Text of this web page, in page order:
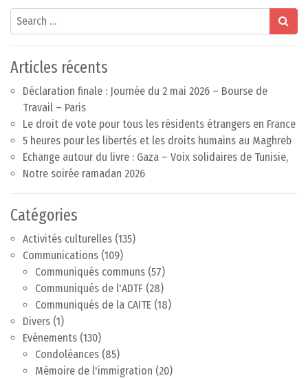
Search
Articles récents
Déclaration finale : Journée du 2 mai 2026 – Bourse de
Travail – Paris
Le droit de vote pour tous les résidents étrangers en France
5 heures pour les libertés et les droits humains au Maghreb
Echange autour du livre : Gaza – Voix solidaires de Tunisie,
Notre soirée ramadan 2026
Catégories
Activités culturelles (135)
Communications (109)
Communiqués communs (57)
Communiqués de l'ADTF (28)
Communiqués de la CAITE (18)
Divers (1)
Evénements (130)
Condoléances (85)
Mémoire de l'immigration (20)